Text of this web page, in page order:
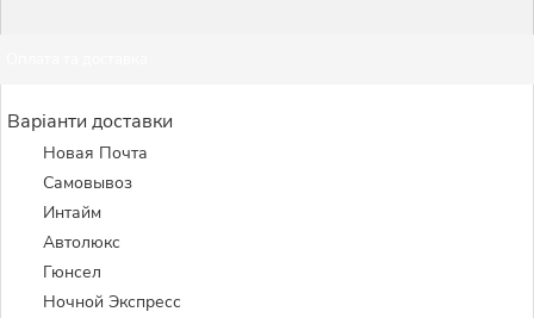
Варіанти доставки
Новая Почта
Самовывоз
Интайм
Автолюкс
Гюнсел
Ночной Экспресс